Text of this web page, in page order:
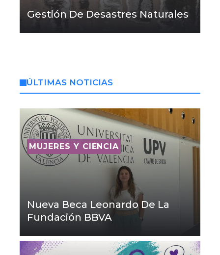
Gestión De Desastres Naturales
ÚLTIMAS NOTICIAS
MUJERES Y CIENCIA
Nueva Beca Leonardo De La
Fundación BBVA